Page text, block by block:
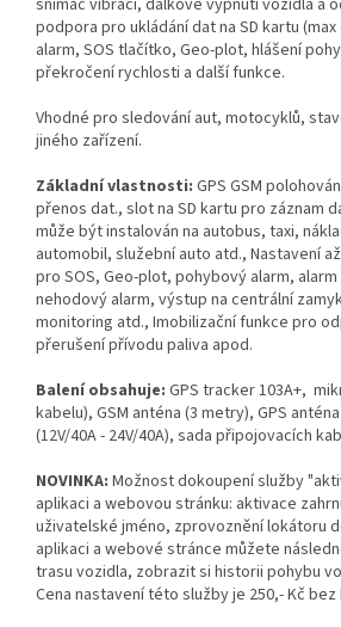
snímač vibrací, dálkové vypnutí vozidla a
podpora pro ukládání dat na SD kartu
alarm, SOS tlačítko, Geo-plot, hlášení
překročení rychlosti a další funkce.
Vhodné pro sledování aut, motocyklů,
jiného zařízení.
Základní vlastnosti: GPS GSM
přenos dat., slot na SD kartu pro záznam
může být instalován na autobus, taxi,
automobil, služební auto atd., Nastavení
pro SOS, Geo-plot, pohybový alarm,
nehodový alarm, výstup na centrální
monitoring atd., Imobilizační funkce pro
přerušení přívodu paliva apod.
Balení obsahuje: GPS tracker 103A+,
kabelu), GSM anténa (3 metry), GPS
(12V/40A - 24V/40A), sada připojovacích
NOVINKA: Možnost dokoupení služby
aplikaci a webovou stránku: aktivace
uživatelské jméno, zprovoznění lokátoru
aplikaci a webové stránce můžete
trasu vozidla, zobrazit si historii pohybu
Cena nastavení této služby je 250,- Kč bez